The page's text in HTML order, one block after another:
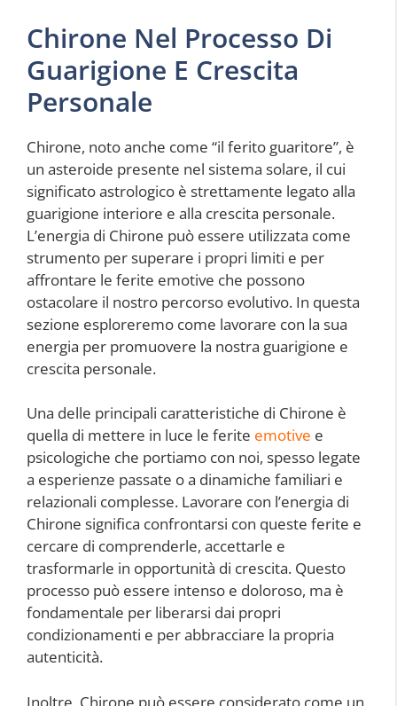
Chirone Nel Processo Di
Guarigione E Crescita
Personale
Chirone, noto anche come “il ferito guaritore”, è
un asteroide presente nel sistema solare, il cui
significato astrologico è strettamente legato alla
guarigione interiore e alla crescita personale.
L’energia di Chirone può essere utilizzata come
strumento per superare i propri limiti e per
affrontare le ferite emotive che possono
ostacolare il nostro percorso evolutivo. In questa
sezione esploreremo come lavorare con la sua
energia per promuovere la nostra guarigione e
crescita personale.
Una delle principali caratteristiche di Chirone è
quella di mettere in luce le ferite emotive e
psicologiche che portiamo con noi, spesso legate
a esperienze passate o a dinamiche familiari e
relazionali complesse. Lavorare con l’energia di
Chirone significa confrontarsi con queste ferite e
cercare di comprenderle, accettarle e
trasformarle in opportunità di crescita. Questo
processo può essere intenso e doloroso, ma è
fondamentale per liberarsi dai propri
condizionamenti e per abbracciare la propria
autenticità.
Inoltre, Chirone può essere considerato come un